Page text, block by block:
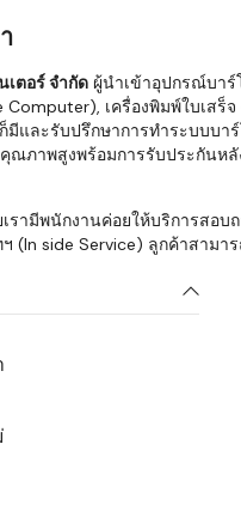
เตอร์ จำกัด ผู้นำเข้าอุปกรณ์บาร์
Computer), เครื่องพิมพ์ใบเส
และรับปรึกษาการทำระบบบา
ภาพสูงพร้อมการรับประกันหลั
รามีพนักงานค่อยให้บริการสอ
(In side Service) ลูกค้าสามา